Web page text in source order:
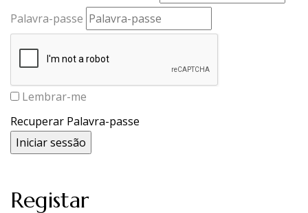
Palavra-passe
Lembrar-me
Recuperar Palavra-passe
Registar